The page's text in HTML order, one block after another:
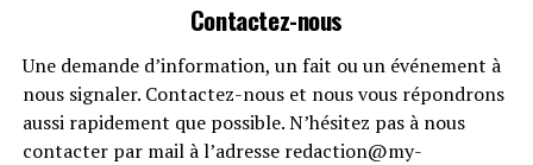
Contactez-nous
Une demande d’information, un fait ou un événement à
nous signaler. Contactez-nous et nous vous répondrons
aussi rapidement que possible. N’hésitez pas à nous
contacter par mail à l’adresse redaction@my-